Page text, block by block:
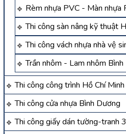
Rèm nhựa PVC - Màn nhựa
Thi công sàn nâng kỹ thuật
Thi công vách nhựa nhà vệ
Trần nhôm - Lam nhôm
Thi công công trình Hồ Chí Minh
Thi công cửa nhựa Bình Dương
Thi công giấy dán tường-tranh